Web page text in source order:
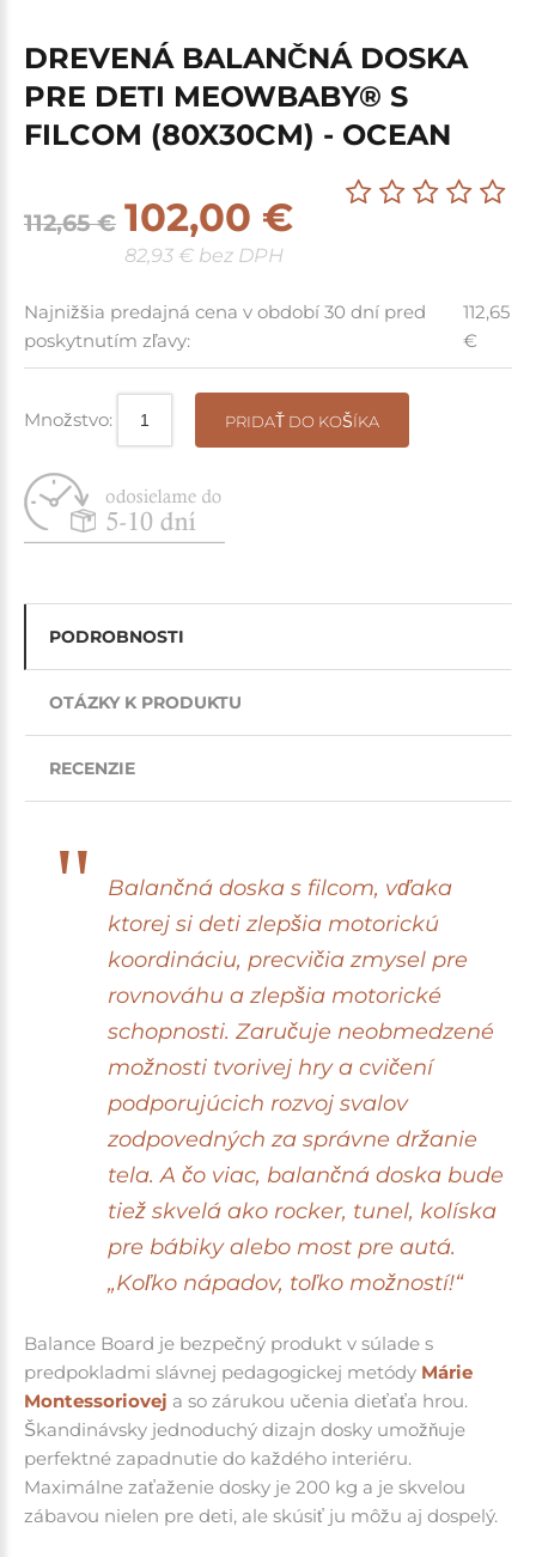
DREVENÁ BALANČNÁ DOSKA
PRE DETI MEOWBABY® S
FILCOM (80X30CM) - OCEAN
112,65 € 102,00 €
82,93 € bez DPH
Najnižšia predajná cena v období 30 dní pred
poskytnutím zľavy:
112,65
€
Množstvo: PRIDAŤ DO KOŠÍKA
PODROBNOSTI
OTÁZKY K PRODUKTU
RECENZIE
Balančná doska s filcom, vďaka
ktorej si deti zlepšia motorickú
koordináciu, precvičia zmysel pre
rovnováhu a zlepšia motorické
schopnosti. Zaručuje neobmedzené
možnosti tvorivej hry a cvičení
podporujúcich rozvoj svalov
zodpovedných za správne držanie
tela.A čo viac, balančná doska bude
tiež skvelá ako rocker, tunel, kolíska
pre bábiky alebo most pre autá.
„Koľko nápadov, toľko možností!“
Balance Board je bezpečný produkt v súlade s
predpokladmi slávnej pedagogickej metódy Márie
Montessoriovej a so zárukou učenia dieťaťa hrou.
Škandinávsky jednoduchý dizajn dosky umožňuje
perfektné zapadnutie do každého interiéru.
Maximálne zaťaženie dosky je 200 kg a je skvelou
zábavou nielen pre deti, ale skúsiť ju môžu aj dospelý.